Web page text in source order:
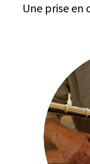
Une prise en